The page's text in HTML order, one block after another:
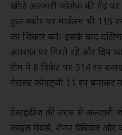
खोले अल्जारी जोसेफ की गेंद पर
कुल स्कोर पर मार्करम भी 115
का शिकार बने। इसके बाद
अंतराल पर गिरते रहे और दिन
टीम ने 8 विकेट पर 314 रन
गेराल्ड कोएट्जी 11 रन बनाकर
वेस्टइंडीज की तरफ से अल्जारी
काइल मेयर्स, शैनन ग्रेबियल और